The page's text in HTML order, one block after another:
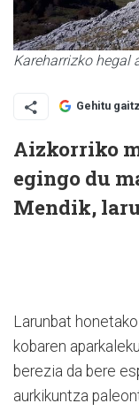
Kareharrizko hegal
Gehitu
Aizkorriko
egingo du
Mendik,
Larunbat
kobaren
berezia da bere
aurkikuntza